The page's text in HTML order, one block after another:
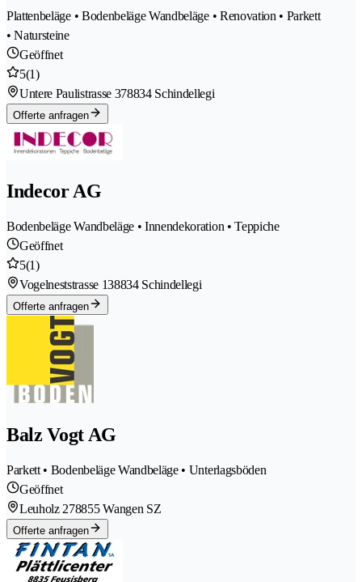
Plattenbeläge • Bodenbeläge Wandbeläge • Renovation • Parkett
• Natursteine
Geöffnet
5(1)
Untere Paulistrasse 378834 Schindellegi
Offerte anfragen
Indecor AG
Bodenbeläge Wandbeläge • Innendekoration • Teppiche
Geöffnet
5(1)
Vogelneststrasse 138834 Schindellegi
Offerte anfragen
Balz Vogt AG
Parkett • Bodenbeläge Wandbeläge • Unterlagsböden
Geöffnet
Leuholz 278855 Wangen SZ
Offerte anfragen